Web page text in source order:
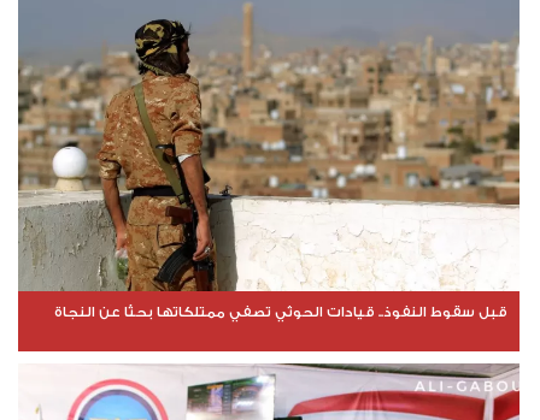
قبل سقوط النفوذ.. قيادات الحوثي تصفي ممتلكاتها بحثًا عن النجاة